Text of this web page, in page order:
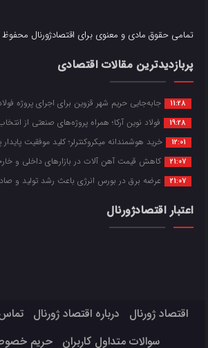
تمامی حقوق مادی و معنوی برای اقتصادژورنال
پربازدیدترین مقالات اقتصادی
11:28 جابه‌جایی حریم شهر قزوین برای اجرای پروژه
19:28 فولاد نوین آرکا؛ همراه پروژه‌های صنعتی از
12:01 خرید هوشمندانه میکروکنترلر؛ کلید موفقیت پایدار
21:07 کاهش قیمت آهن آلات در بازارهای داخلی و
21:07 عرضه برق در بورس انرژی باعث رشد تولید و
اعتبار اقتصادژورنال
اقتصاد ژورنال درباره اقتصاد ژورنال
تماس
سوالات متداول کاربران
حریم